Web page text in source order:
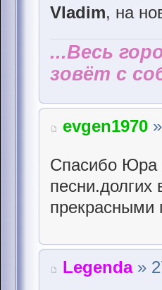
Vladim, на
...Весь
зовёт с
evgen1970
Спасибо Юра
прекрасными
Legenda»